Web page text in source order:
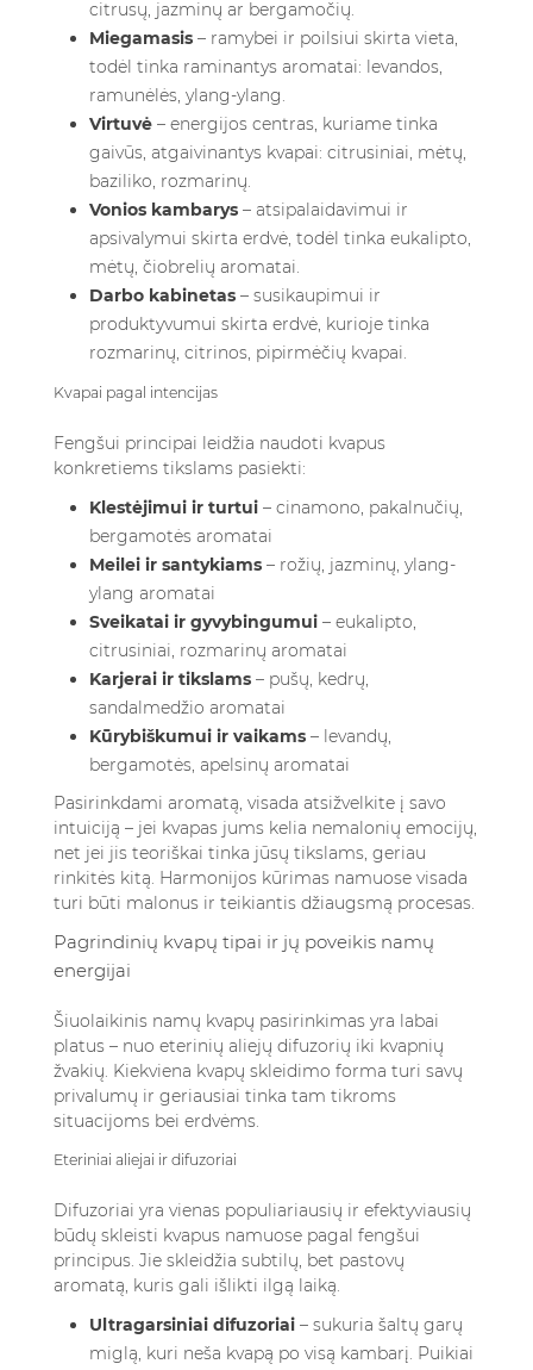
citrusų, jazminų ar bergamočių.
Miegamasis – ramybei ir poilsiui skirta vieta,
todėl tinka raminantys aromatai: levandos,
ramunėlės, ylang-ylang.
Virtuvė – energijos centras, kuriame tinka
gaivūs, atgaivinantys kvapai: citrusiniai, mėtų,
baziliko, rozmarinų.
Vonios kambarys – atsipalaidavimui ir
apsivalymui skirta erdvė, todėl tinka eukalipto,
mėtų, čiobrelių aromatai.
Darbo kabinetas – susikaupimui ir
produktyvumui skirta erdvė, kurioje tinka
rozmarinų, citrinos, pipirmėčių kvapai.
Kvapai pagal intencijas
Fengšui principai leidžia naudoti kvapus
konkretiems tikslams pasiekti:
Klestėjimui ir turtui – cinamono, pakalnučių,
bergamotės aromatai
Meilei ir santykiams – rožių, jazminų, ylang-
ylang aromatai
Sveikatai ir gyvybingumui – eukalipto,
citrusiniai, rozmarinų aromatai
Karjerai ir tikslams – pušų, kedrų,
sandalmedžio aromatai
Kūrybiškumui ir vaikams – levandų,
bergamotės, apelsinų aromatai
Pasirinkdami aromatą, visada atsižvelkite į savo
intuiciją – jei kvapas jums kelia nemalonių emocijų,
net jei jis teoriškai tinka jūsų tikslams, geriau
rinkitės kitą. Harmonijos kūrimas namuose visada
turi būti malonus ir teikiantis džiaugsmą procesas.
Pagrindinių kvapų tipai ir jų poveikis namų
energijai
Šiuolaikinis namų kvapų pasirinkimas yra labai
platus – nuo eterinių aliejų difuzorių iki kvapnių
žvakių. Kiekviena kvapų skleidimo forma turi savų
privalumų ir geriausiai tinka tam tikroms
situacijoms bei erdvėms.
Eteriniai aliejai ir difuzoriai
Difuzoriai yra vienas populiariausių ir efektyviausių
būdų skleisti kvapus namuose pagal fengšui
principus. Jie skleidžia subtilų, bet pastovų
aromatą, kuris gali išlikti ilgą laiką.
Ultragarsiniai difuzoriai – sukuria šaltų garų
miglą, kuri neša kvapą po visą kambarį. Puikiai